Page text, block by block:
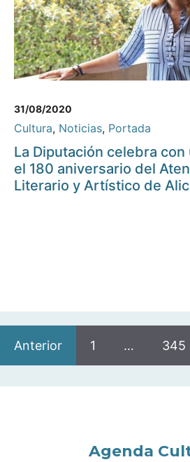
31/08/2020
Cultura, Noticias, Portada
La Diputación celebra
el 180 aniversario del
Literario y Artístico de
Anterior 1 … 345
Agenda